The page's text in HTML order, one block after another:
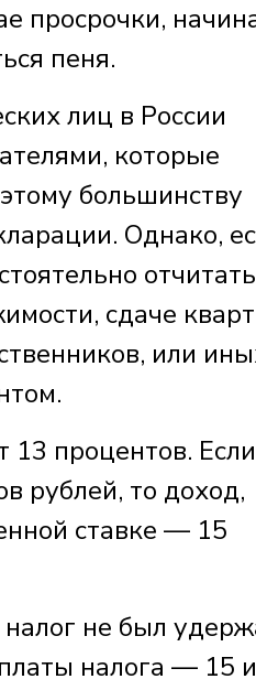
просрочки,
пеня.
лиц в России
которые
большинству
Однако,
сдаче
или
13 процентов. Если
рублей, то доход,
ставке — 15
не был
налога — 15